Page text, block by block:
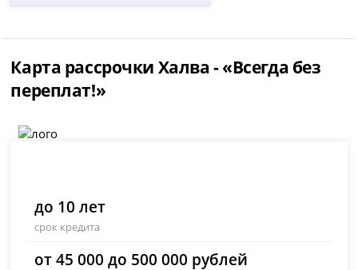
Карта рассрочки Халва - «Всегда без
переплат!»
до 10 лет
срок кредита
от 45 000 до 500 000 рублей